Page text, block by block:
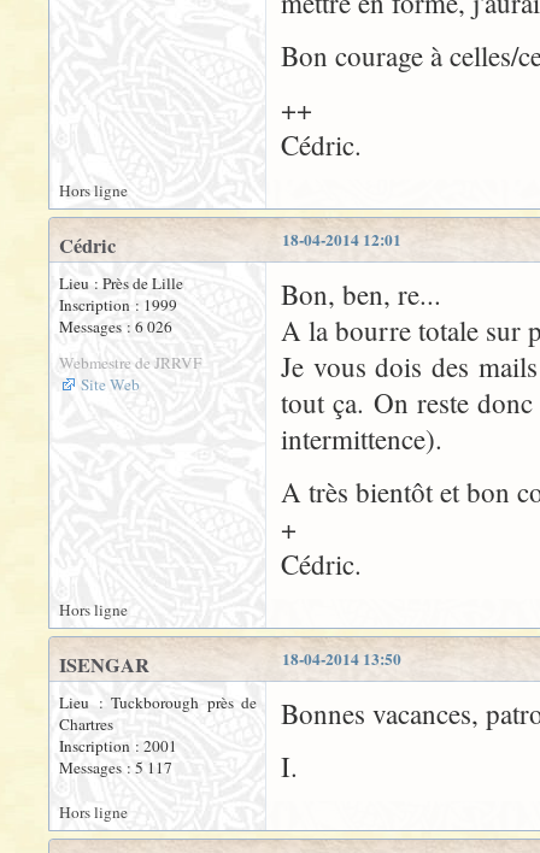
Bon courage à celles/
++
Cédric.
Hors ligne
18-04-2014 12:01
Cédric
Lieu : Près de Lille
Inscription : 1999
Messages : 6 026
Webmestre de JRRVF
Site Web
Bon, ben, re...
A la bourre totale sur
Je vous dois des
tout ça. On reste
intermittence).
A très bientôt et bon
+
Cédric.
Hors ligne
18-04-2014 13:50
ISENGAR
Lieu : Tuckborough près de
Chartres
Inscription : 2001
Messages : 5 117
Bonnes vacances,
I.
Hors ligne